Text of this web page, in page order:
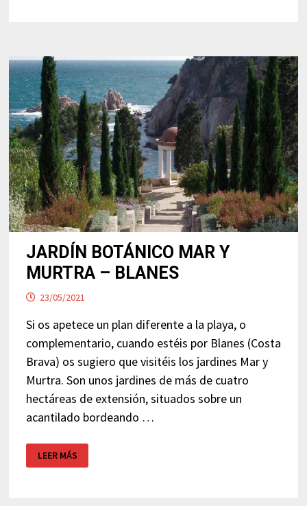
JARDÍN BOTÁNICO MAR Y
MURTRA – BLANES
23/05/2021
Si os apetece un plan diferente a la playa, o
complementario, cuando estéis por Blanes (Costa
Brava) os sugiero que visitéis los jardines Mar y
Murtra. Son unos jardines de más de cuatro
hectáreas de extensión, situados sobre un
acantilado bordeando …
BOTÁNICO
MAR
LEER MÁS